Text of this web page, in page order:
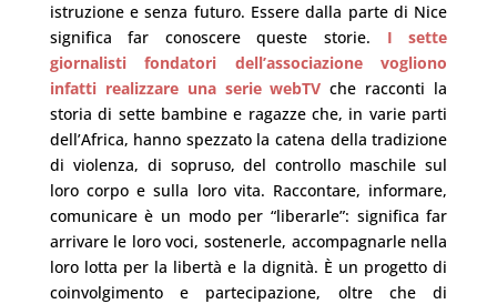
istruzione e senza futuro. Essere dalla parte di Nice
significa far conoscere queste storie. I sette
giornalisti fondatori dell’associazione vogliono
infatti realizzare una serie webTV che racconti la
storia di sette bambine e ragazze che, in varie parti
dell’Africa, hanno spezzato la catena della tradizione
di violenza, di sopruso, del controllo maschile sul
loro corpo e sulla loro vita. Raccontare, informare,
comunicare è un modo per “liberarle”: significa far
arrivare le loro voci, sostenerle, accompagnarle nella
loro lotta per la libertà e la dignità. È un progetto di
coinvolgimento e partecipazione, oltre che di